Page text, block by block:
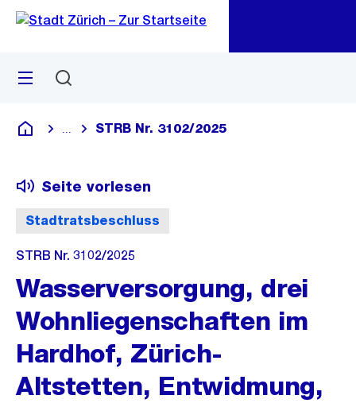
Navigation
Sprunglink
Menü
Deutsch
Blende alle Breadcrumbs ein
STRB Nr. 3102/2025
Stadtratsbeschluss
Seite vorlesen
STRB Nr. 3102/2025
Wasserversorgung, drei
Wohnliegenschaften im
Hardhof, Zürich-
Altstetten, Entwidmung,